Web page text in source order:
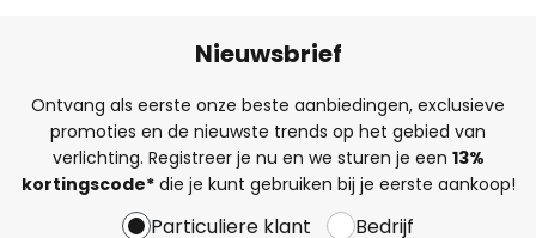
Nieuwsbrief
Ontvang als eerste onze beste aanbiedingen, exclusieve
promoties en de nieuwste trends op het gebied van
verlichting. Registreer je nu en we sturen je een 13%
kortingscode*die je kunt gebruiken bij je eerste aankoop!
Particuliere klant Bedrijf